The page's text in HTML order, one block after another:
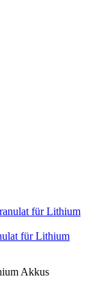
für Lithium
Akkus